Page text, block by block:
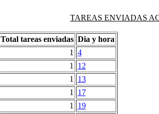
TAREAS ENVIADAS
Total tareas enviadas Dia y hora
1
4
1
12
1
13
1
17
1
19